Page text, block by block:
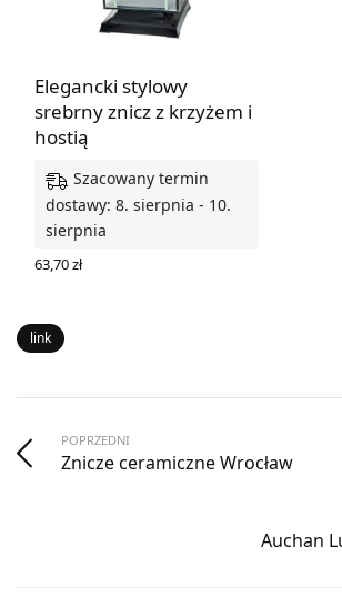
Elegancki stylowy
srebrny znicz z krzyżem i
hostią
Szacowany termin
dostawy: 8. sierpnia - 10.
sierpnia
63,70zł
link
POPRZEDNI
Znicze ceramiczne Wrocław
Auchan